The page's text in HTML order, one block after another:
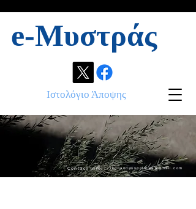
e-Μυστράς
Ιστολόγιο Άποψης
Contact info: ikonandassociates@gmail.com